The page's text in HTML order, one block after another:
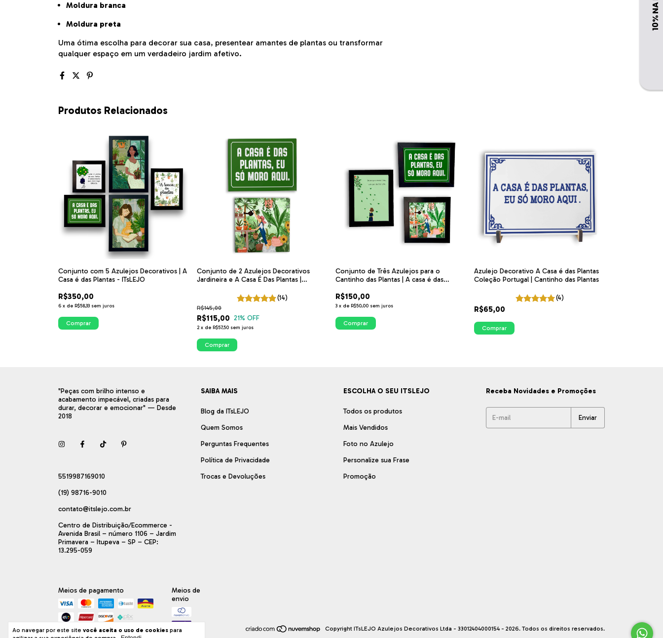
Ao navegar por este site você aceita o uso de cookies para
Moldura branca
Moldura preta
Uma ótima escolha para decorar sua casa, presentear amantes de plantas ou transformar
qualquer espaço em um verdadeiro jardim afetivo.
Produtos Relacionados
Conjunto com 5 Azulejos Decorativos | A
Casa é das Plantas - ITsLEJO
R$350,00
6 x de R$58,33 sem juros
Comprar
Conjunto de 2 Azulejos Decorativos
Jardineira e A Casa É Das Plantas |
(14)
R$115,00
R$145,00
21% OFF
2 x de R$57,50 sem juros
Comprar
Conjunto de Três Azulejos para o
Cantinho das Plantas | A casa é das
Regando
R$150,00
3 x de R$50,00 sem juros
Comprar
Azulejo Decorativo A Casa é das Plantas
Coleção Portugal | Cantinho das Plantas
(4)
R$65,00
Comprar
"Peças com brilho intenso e
acabamento impecável, criadas para
durar, decorar e emocionar" — Desde
2018
5519987169010
(19) 98716-9010
contato@itslejo.com.br
Centro de Distribuição/Ecommerce -
Avenida Brasil – número 1106 – Jardim
Primavera – Itupeva – SP – CEP:
13.295-059
SAIBA MAIS
Blog da ITsLEJO
Quem Somos
Perguntas Frequentes
Política de Privacidade
Trocas e Devoluções
ESCOLHA O SEU ITSLEJO
Todos os produtos
Mais Vendidos
Foto no Azulejo
Personalize sua Frase
Promoção
Receba Novidades e Promoções
Meios de pagamento
Meios de
envio
Copyright ITsLEJO Azulejos Decorativos Ltda - 33012404000154 - 2026. Todos os direitos reservados.